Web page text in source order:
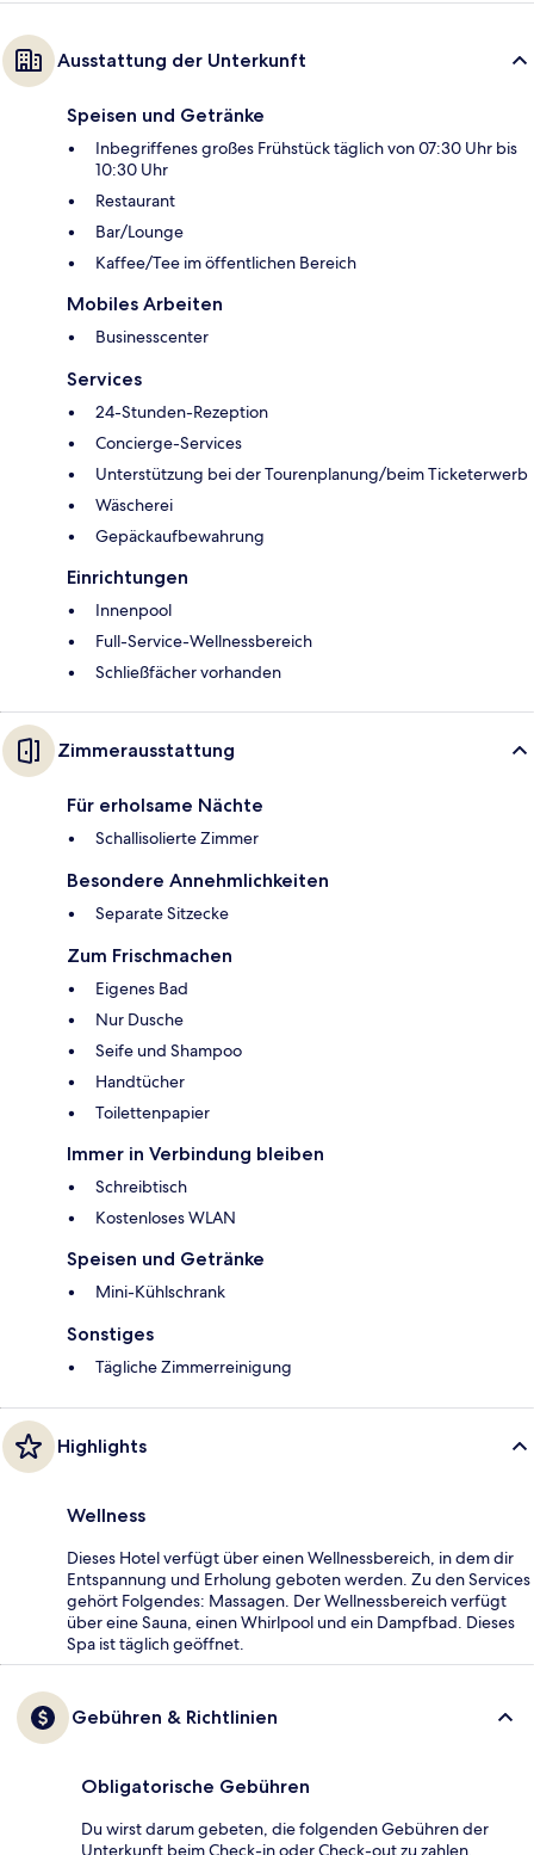
Ausstattung der Unterkunft
Speisen und Getränke
Inbegriffenes großes Frühstück täglich von 07:30 Uhr bis
10:30 Uhr
Restaurant
Bar/Lounge
Kaffee/Tee im öffentlichen Bereich
Mobiles Arbeiten
Businesscenter
Services
24-Stunden-Rezeption
Concierge-Services
Unterstützung bei der Tourenplanung/beim Ticketerwerb
Wäscherei
Gepäckaufbewahrung
Einrichtungen
Innenpool
Full-Service-Wellnessbereich
Schließfächer vorhanden
Zimmerausstattung
Für erholsame Nächte
Schallisolierte Zimmer
Besondere Annehmlichkeiten
Separate Sitzecke
Zum Frischmachen
Eigenes Bad
Nur Dusche
Seife und Shampoo
Handtücher
Toilettenpapier
Immer in Verbindung bleiben
Schreibtisch
Kostenloses WLAN
Speisen und Getränke
Mini-Kühlschrank
Sonstiges
Tägliche Zimmerreinigung
Highlights
Wellness
Dieses Hotel verfügt über einen Wellnessbereich, in dem dir
Entspannung und Erholung geboten werden. Zu den Services
gehört Folgendes: Massagen. Der Wellnessbereich verfügt
über eine Sauna, einen Whirlpool und ein Dampfbad. Dieses
Spa ist täglich geöffnet.
Gebühren & Richtlinien
Obligatorische Gebühren
Du wirst darum gebeten, die folgenden Gebühren der
Unterkunft beim Check-in oder Check-out zu zahlen.